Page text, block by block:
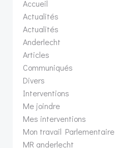
Accueil
Actualités
Actualités
Anderlecht
Articles
Communiqués
Divers
Interventions
Me joindre
Mes interventions
Mon travail Parlementaire
MR anderlecht